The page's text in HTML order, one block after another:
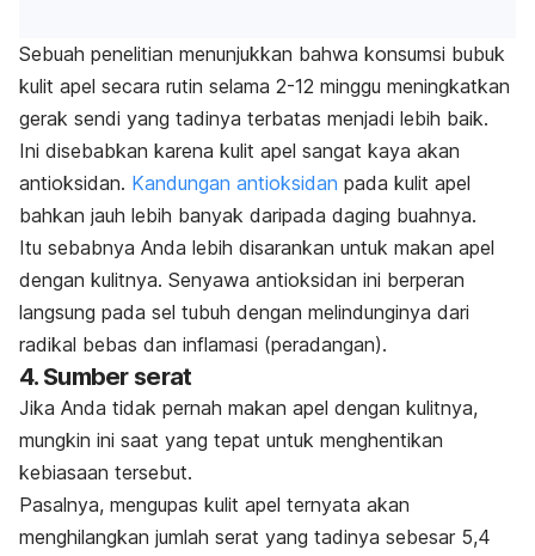
Sebuah penelitian menunjukkan bahwa konsumsi bubuk
kulit apel secara rutin selama 2-12 minggu meningkatkan
gerak sendi yang tadinya terbatas menjadi lebih baik.
Ini disebabkan karena kulit apel sangat kaya akan
antioksidan. Kandungan antioksidan pada kulit apel
bahkan jauh lebih banyak daripada daging buahnya.
Itu sebabnya Anda lebih disarankan untuk makan apel
dengan kulitnya. Senyawa antioksidan ini berperan
langsung pada sel tubuh dengan melindunginya dari
radikal bebas dan inflamasi (peradangan).
4. Sumber serat
Jika Anda tidak pernah makan apel dengan kulitnya,
mungkin ini saat yang tepat untuk menghentikan
kebiasaan tersebut.
Pasalnya, mengupas kulit apel ternyata akan
menghilangkan jumlah serat yang tadinya sebesar 5,4